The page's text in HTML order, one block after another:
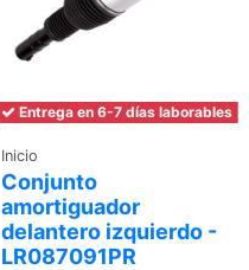
Entrega en 6-7 días laborables
Inicio
Conjunto
amortiguador
delantero izquierdo -
LR087091PR